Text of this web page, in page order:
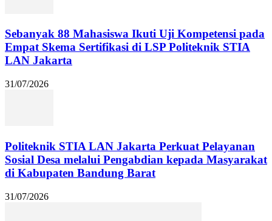
Sebanyak 88 Mahasiswa Ikuti Uji Kompetensi pada
Empat Skema Sertifikasi di LSP Politeknik STIA
LAN Jakarta
31/07/2026
Politeknik STIA LAN Jakarta Perkuat Pelayanan
Sosial Desa melalui Pengabdian kepada Masyarakat
di Kabupaten Bandung Barat
31/07/2026